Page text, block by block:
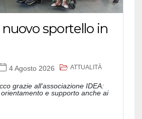
nuovo sportello in
4 Agosto 2026 ATTUALITÀ
grazie all'associazione IDEA:
e supporto anche ai